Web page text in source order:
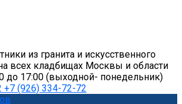
из гранита и искусственного
всех кладбищах Москвы и области
до 17:00 (выходной- понедельник)
+7 (926) 334-72-72